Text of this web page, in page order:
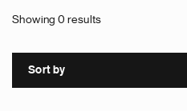
Showing 0 results
Sort by